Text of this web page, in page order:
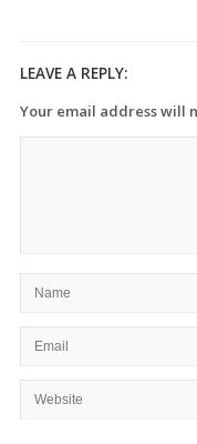
LEAVE A REPLY:
Your email address will